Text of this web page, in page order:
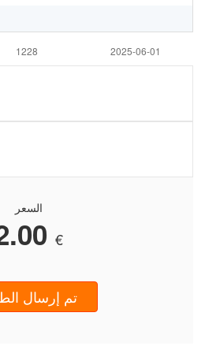
1228 2025-06-01
السعر
€
تم إرسال